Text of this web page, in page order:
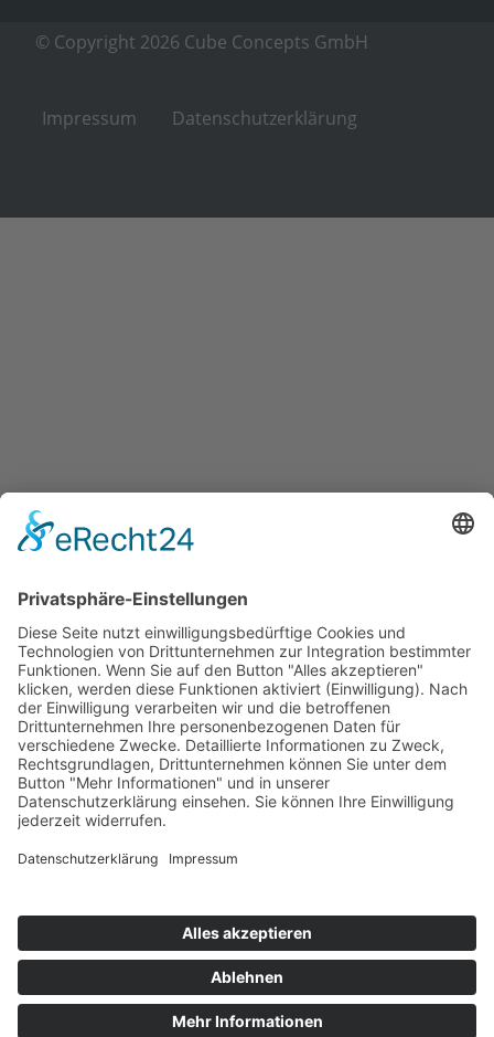
© Copyright 2026 Cube Concepts GmbH
Impressum Datenschutzerklärung